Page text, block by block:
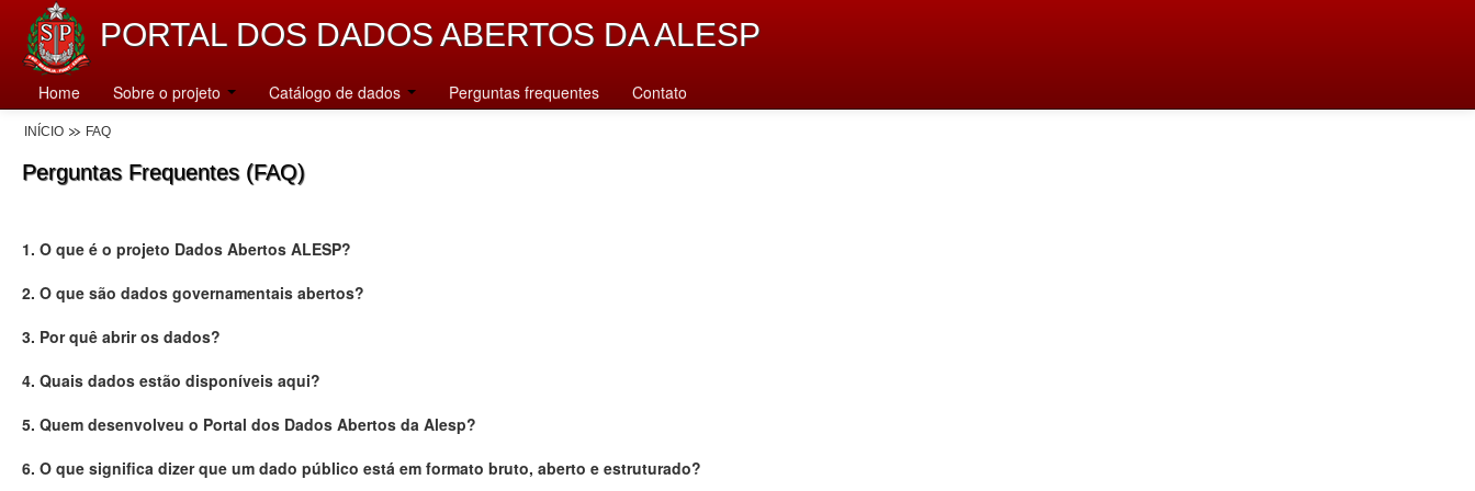
PORTAL DOS DADOS ABERTOS DA ALESP
Home Sobre o projeto Catálogo de dados Perguntas frequentes Contato
INÍCIO FAQ
Perguntas Frequentes (FAQ)
1. O que é o projeto Dados Abertos ALESP?
2. O que são dados governamentais abertos?
3. Por quê abrir os dados?
4. Quais dados estão disponíveis aqui?
5. Quem desenvolveu o Portal dos Dados Abertos da Alesp?
6. O que significa dizer que um dado público está em formato bruto, aberto e estruturado?